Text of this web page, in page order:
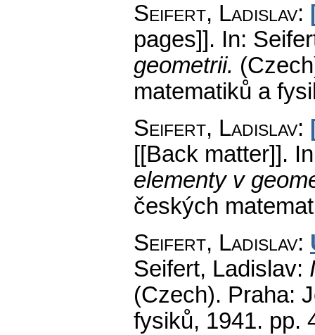
Seifert, Ladislav:
pages]]. In:
geometrii.
matematiků a
Seifert, Ladislav:
[[Back matter]].
elementy v
českých
Seifert, Ladislav:
Seifert, Ladislav:
(Czech). Praha:
fysiků, 1941. pp.